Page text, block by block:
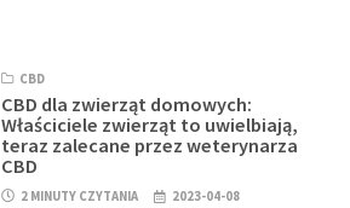
CBD
CBD dla zwierząt domowych:
Właściciele zwierząt to uwielbiają,
teraz zalecane przez weterynarza
CBD
2 MINUTY CZYTANIA 2023-04-08